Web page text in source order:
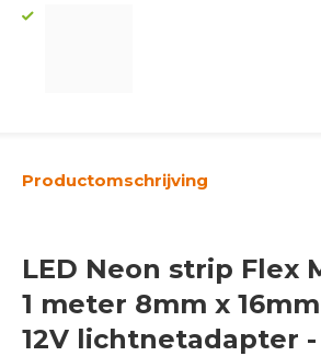
Productomschrijving
LED Neon strip Flex
1 meter 8mm x
12V lichtnetadapter -